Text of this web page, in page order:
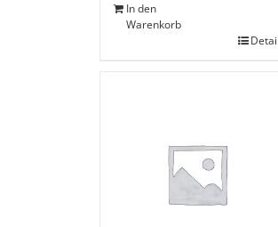
In den
Warenkorb